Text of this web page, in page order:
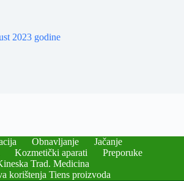
2023 godine
Obnavljanje
Jačanje
Kozmetički aparati
Preporuke
Trad. Medicina
korištenja Tiens proizvoda